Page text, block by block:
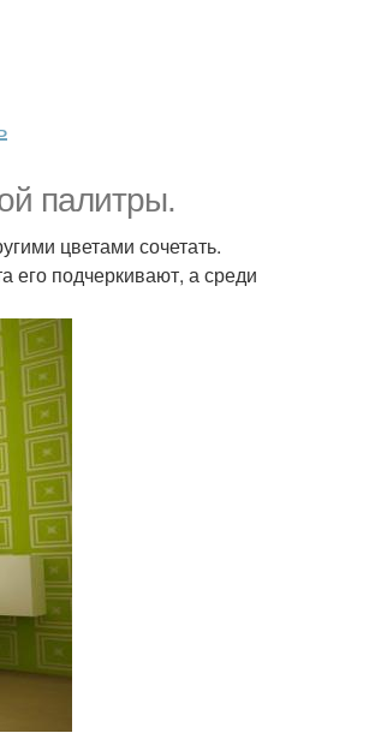
палитры.
цветами сочетать.
его подчеркивают, а среди